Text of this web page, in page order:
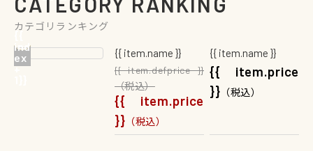
カテゴリランキング
{{
ind
ex
+
{{
ind
ex
+
{{ item.name }}
{{ item.defprice }}
（税込）
{{ item.price
}} （税込）
{{ item.name }}
{{ item.price
}} （税込）